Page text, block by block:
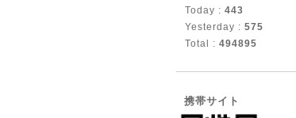
Today : 443
Yesterday : 575
Total : 494895
携帯サイト